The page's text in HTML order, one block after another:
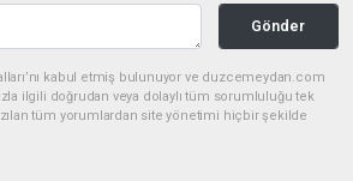
Gönder
kabul etmiş bulunuyor ve duzcemeydan.com
ilgili doğrudan veya dolaylı tüm sorumluluğu tek
tüm yorumlardan site yönetimi hiçbir şekilde